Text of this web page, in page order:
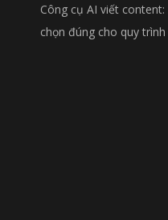
Công cụ AI viết
chọn đúng cho quy